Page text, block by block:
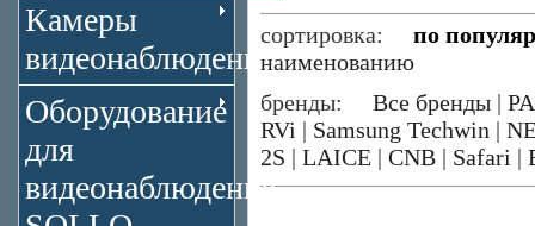
Камеры
видеонаблюдения
Оборудование
для
видеонаблюдения
сортировка: по
наименованию
бренды: Все бренды |
RVi | Samsung Techwin |
2S | LAICE | CNB | Safari |